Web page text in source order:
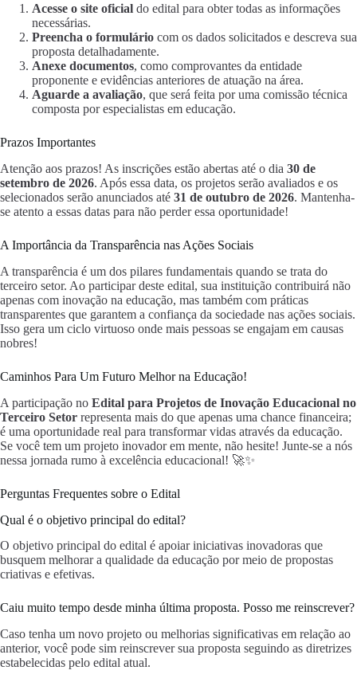
Acesse o site oficial do edital para obter todas as informações
necessárias.
Preencha o formulário com os dados solicitados e descreva sua
proposta detalhadamente.
Anexe documentos, como comprovantes da entidade
proponente e evidências anteriores de atuação na área.
Aguarde a avaliação, que será feita por uma comissão técnica
composta por especialistas em educação.
Prazos Importantes
Atenção aos prazos! As inscrições estão abertas até o dia 30 de
setembro de 2026. Após essa data, os projetos serão avaliados e os
selecionados serão anunciados até 31 de outubro de 2026. Mantenha-
se atento a essas datas para não perder essa oportunidade!
A Importância da Transparência nas Ações Sociais
A transparência é um dos pilares fundamentais quando se trata do
terceiro setor. Ao participar deste edital, sua instituição contribuirá não
apenas com inovação na educação, mas também com práticas
transparentes que garantem a confiança da sociedade nas ações sociais.
Isso gera um ciclo virtuoso onde mais pessoas se engajam em causas
nobres!
Caminhos Para Um Futuro Melhor na Educação!
A participação no Edital para Projetos de Inovação Educacional no
Terceiro Setor representa mais do que apenas uma chance financeira;
é uma oportunidade real para transformar vidas através da educação.
Se você tem um projeto inovador em mente, não hesite! Junte-se a nós
nessa jornada rumo à excelência educacional! 🚀✨
Perguntas Frequentes sobre o Edital
Qual é o objetivo principal do edital?
O objetivo principal do edital é apoiar iniciativas inovadoras que
busquem melhorar a qualidade da educação por meio de propostas
criativas e efetivas.
Caiu muito tempo desde minha última proposta. Posso me reinscrever?
Caso tenha um novo projeto ou melhorias significativas em relação ao
anterior, você pode sim reinscrever sua proposta seguindo as diretrizes
estabelecidas pelo edital atual.